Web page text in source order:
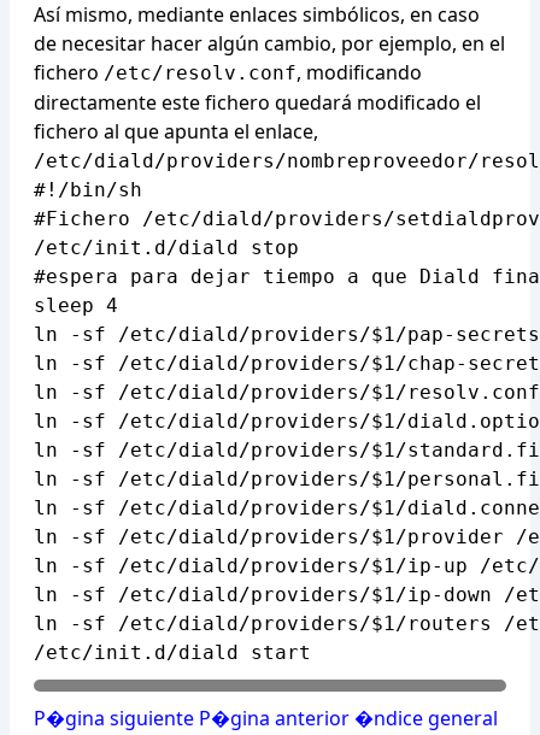
Así mismo, mediante enlaces simbólicos, en caso
de necesitar hacer algún cambio, por ejemplo, en el
fichero /etc/resolv.conf, modificando
directamente este fichero quedará modificado el
fichero al que apunta el enlace,
/etc/diald/providers/nombreproveedor/
#!/bin/sh
#Fichero /etc/diald/providers/
/etc/init.d/diald stop
#espera para dejar tiempo a que Diald
sleep 4
ln -sf /etc/diald/providers/$1/pap-
ln -sf /etc/diald/providers/$1/chap-
ln -sf /etc/diald/providers/$1/
ln -sf /etc/diald/providers/$1/
ln -sf /etc/diald/providers/$1/
ln -sf /etc/diald/providers/$1/
ln -sf /etc/diald/providers/$1/
ln -sf /etc/diald/providers/$1/provider /
ln -sf /etc/diald/providers/$1/ip-up /
ln -sf /etc/diald/providers/$1/ip-down /
ln -sf /etc/diald/providers/$1/routers /
P�gina siguiente P�gina anterior �ndice general